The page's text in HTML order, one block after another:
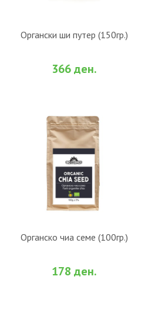
Органски ши путер (150гр.)
366 ден.
Органско чиа семе (100гр.)
178 ден.